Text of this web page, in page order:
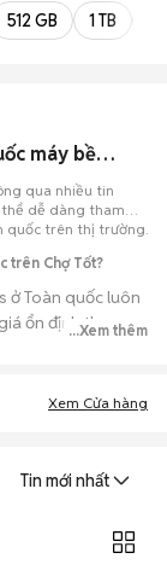
512 GB 1 TB
Điện thoại Oppo F31 Pro Plus ở Toàn quốc máy bền đẹp
qua nhiều tin
thể dễ dàng tham
quốc trên thị trường.
trên Chợ Tốt?
ở Toàn quốc luôn
ổn định theo
về tỷ lệ phần trăm
bạn có thời
...Xem thêm
Xem Cửa hàng
Tin mới nhất